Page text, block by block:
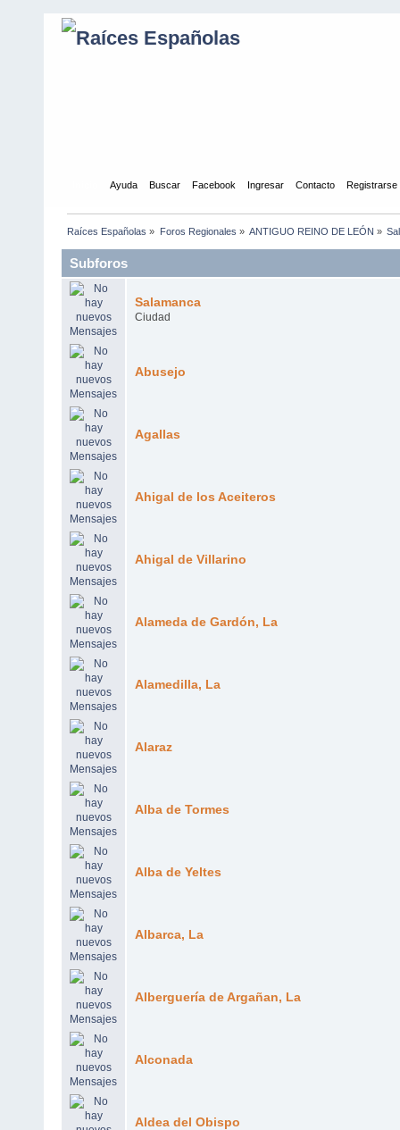
Ayuda Buscar Facebook Ingresar Contacto Registrarse
Raíces Españolas » Foros Regionales » ANTIGUO REINO DE LEÓN »
Subforos
Salamanca
Ciudad
Abusejo
Agallas
Ahigal de los Aceiteros
Ahigal de Villarino
Alameda de Gardón, La
Alamedilla, La
Alaraz
Alba de Tormes
Alba de Yeltes
Albarca, La
Alberguería de Argañan, La
Alconada
Aldea del Obispo